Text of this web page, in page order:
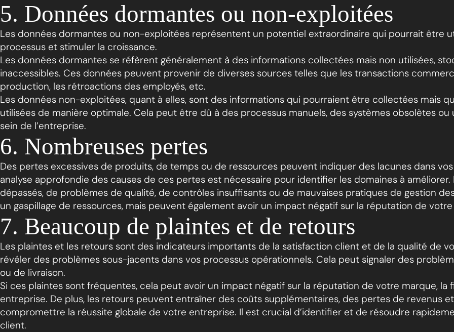
5. Données dormantes ou non-exploitées
Les données dormantes ou non-exploitées représentent un potentiel extraordinaire qui pourrait être
processus et stimuler la croissance.
Les données dormantes se réfèrent généralement à des informations collectées mais non utilisées,
inaccessibles. Ces données peuvent provenir de diverses sources telles que les transactions
production, les rétroactions des employés, etc.
Les données non-exploitées, quant à elles, sont des informations qui pourraient être collectées mais
utilisées de manière optimale. Cela peut être dû à des processus manuels, des systèmes obsolètes
sein de l’entreprise.
6. Nombreuses pertes
Des pertes excessives de produits, de temps ou de ressources peuvent indiquer des lacunes dans
analyse approfondie des causes de ces pertes est nécessaire pour identifier les domaines à
dépassés, de problèmes de qualité, de contrôles insuffisants ou de mauvaises pratiques de gestion
un gaspillage de ressources, mais peuvent également avoir un impact négatif sur la réputation de
7. Beaucoup de plaintes et de retours
Les plaintes et les retours sont des indicateurs importants de la satisfaction client et de la qualité de
révéler des problèmes sous-jacents dans vos processus opérationnels. Cela peut signaler des
ou de livraison.
Si ces plaintes sont fréquentes, cela peut avoir un impact négatif sur la réputation de votre marque,
entreprise. De plus, les retours peuvent entraîner des coûts supplémentaires, des pertes de revenus
compromettre la réussite globale de votre entreprise. Il est crucial d’identifier et de résoudre
client.